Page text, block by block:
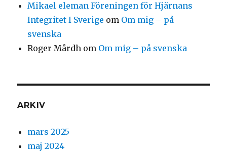
Mikael eleman Föreningen för Hjärnans
Integritet I Sverige om Om mig – på
svenska
Roger Mårdh om Om mig – på svenska
ARKIV
mars 2025
maj 2024